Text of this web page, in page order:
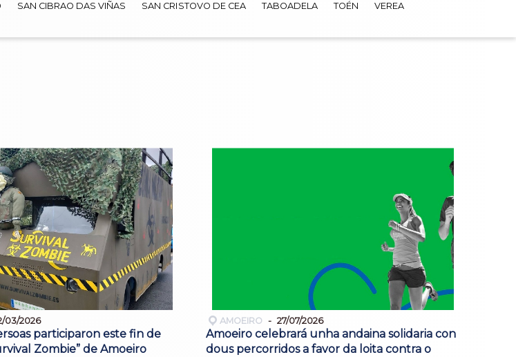
SAN CIBRAO DAS VIÑAS SAN CRISTOVO DE CEA TABOADELA TOÉN
VEREA
03/2026
participaron este fin de
Zombie” de Amoeiro
AMOEIRO 27/07/2026
Amoeiro celebrará unha andaina solidaria con
dous percorridos a favor da loita contra o